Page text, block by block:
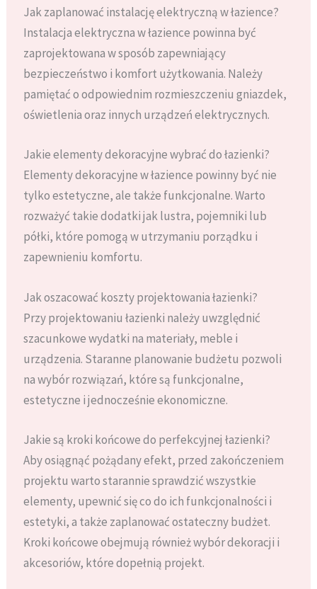
Jak zaplanować instalację elektryczną w łazience?
Instalacja elektryczna w łazience powinna być
zaprojektowana w sposób zapewniający
bezpieczeństwo i komfort użytkowania. Należy
pamiętać o odpowiednim rozmieszczeniu gniazdek,
oświetlenia oraz innych urządzeń elektrycznych.
Jakie elementy dekoracyjne wybrać do łazienki?
Elementy dekoracyjne w łazience powinny być nie
tylko estetyczne, ale także funkcjonalne. Warto
rozważyć takie dodatki jak lustra, pojemniki lub
półki, które pomogą w utrzymaniu porządku i
zapewnieniu komfortu.
Jak oszacować koszty projektowania łazienki?
Przy projektowaniu łazienki należy uwzględnić
szacunkowe wydatki na materiały, meble i
urządzenia. Staranne planowanie budżetu pozwoli
na wybór rozwiązań, które są funkcjonalne,
estetyczne i jednocześnie ekonomiczne.
Jakie są kroki końcowe do perfekcyjnej łazienki?
Aby osiągnąć pożądany efekt, przed zakończeniem
projektu warto starannie sprawdzić wszystkie
elementy, upewnić się co do ich funkcjonalności i
estetyki, a także zaplanować ostateczny budżet.
Kroki końcowe obejmują również wybór dekoracji i
akcesoriów, które dopełnią projekt.